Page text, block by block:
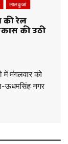
लालकुआं
की रेल
की उठी
में मंगलवार को
ऊधमसिंह नगर